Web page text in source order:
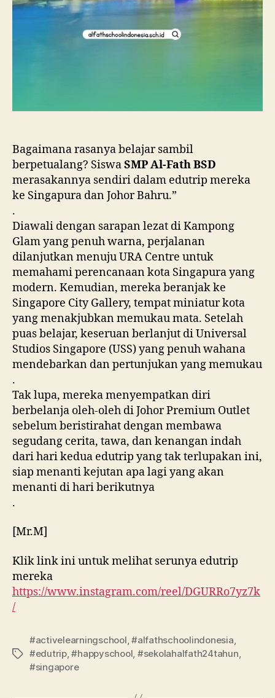
Bagaimana rasanya belajar sambil
berpetualang? SiswaSMP Al-Fath BSD
merasakannya sendiri dalam edutrip mereka
ke Singapura dan Johor Bahru.”
.
Diawali dengan sarapan lezat di Kampong
Glam yang penuh warna, perjalanan
dilanjutkan menuju URA Centre untuk
memahami perencanaan kota Singapura yang
modern. Kemudian, mereka beranjak ke
Singapore City Gallery, tempat miniatur kota
yang menakjubkan memukau mata. Setelah
puas belajar, keseruan berlanjut di Universal
Studios Singapore (USS) yang penuh wahana
mendebarkan dan pertunjukan yang memukau
.
Tak lupa, mereka menyempatkan diri
berbelanja oleh-oleh di Johor Premium Outlet
sebelum beristirahat dengan membawa
segudang cerita, tawa, dan kenangan indah
dari hari kedua edutrip yang tak terlupakan ini,
siap menanti kejutan apa lagi yang akan
menanti di hari berikutnya
.
[Mr.M]
Klik link ini untuk melihat serunya edutrip
mereka
https://www.instagram.com/reel/DGURRo7yz7k
/
#activelearningschool,#alfathschoolindonesia,
#edutrip,#happyschool, #sekolahalfath24tahun,
#singapore